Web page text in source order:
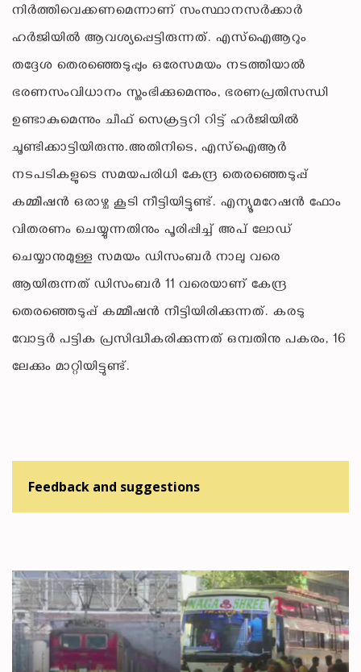
നിർത്തിവെക്കണമെന്നാണ് സംസ്ഥാനസർക്കാർ
ഹർജിയിൽ ആവശ്യപ്പെട്ടിരുന്നത്. എസ്‌ഐആറും
തദ്ദേശ തെരഞ്ഞെടുപ്പും ഒരേസമയം നടത്തിയാല്‍
ഭരണസംവിധാനം സ്തംഭിക്കുമെന്നും, ഭരണപ്രതിസന്ധി
ഉണ്ടാകുമെന്നും ചീഫ് സെക്രട്ടറി റിട്ട് ഹര്‍ജിയില്‍
ചൂണ്ടിക്കാട്ടിയിരുന്നു.അതിനിടെ, എസ്ഐആർ
നടപടികളുടെ സമയപരിധി കേന്ദ്ര തെരഞ്ഞെടുപ്പ്
കമ്മീഷൻ ഒരാഴ്ച കൂടി നീട്ടിയിട്ടുണ്ട്. എന്യൂമറേഷൻ ഫോം
വിതരണം ചെയ്യുന്നതിനും പൂരിപ്പിച്ച് അപ് ലോഡ്
ചെയ്യാനുമുള്ള സമയം ഡിസംബർ നാലു വരെ
ആയിരുന്നത് ഡിസംബർ 11 വരെയാണ് കേന്ദ്ര
തെരഞ്ഞെടുപ്പ് കമ്മീഷൻ നീട്ടിയിരിക്കുന്നത്. കരടു
വോട്ടർ പട്ടിക പ്രസിദ്ധീകരിക്കുന്നത് ഒമ്പതിനു പകരം, 16
ലേക്കും മാറ്റിയിട്ടുണ്ട്.
Feedback and suggestions